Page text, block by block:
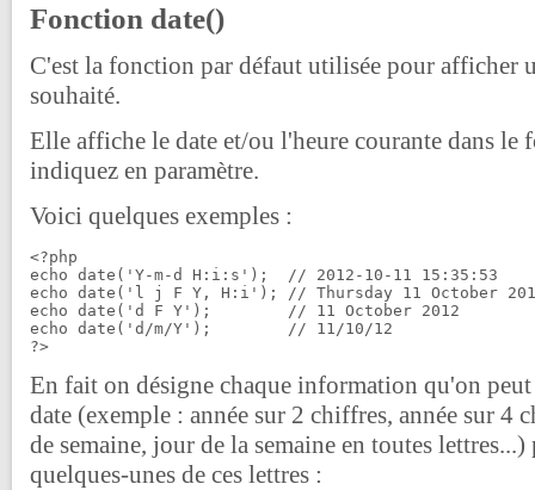
Fonction date()
C'est la fonction par défaut utilisée pour afficher
souhaité.
Elle affiche le date et/ou l'heure courante dans le
indiquez en paramètre.
Voici quelques exemples :
<?php
echo date('Y-m-d H:i:s');  // 2012-10-11 15:35:53
echo date('l j F Y, H:i'); // Thursday 11 October
echo date('d F Y');        // 11 October 2012
echo date('d/m/Y');        // 11/10/12
En fait on désigne chaque information qu'on
date (exemple : année sur 2 chiffres, année sur 4
de semaine, jour de la semaine en toutes
quelques-unes de ces lettres :